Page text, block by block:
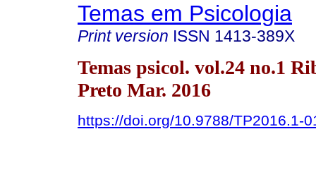
Temas em Psicologia
Print version ISSN 1413-389X
Temas psicol. vol.24 no.1
Preto Mar. 2016
https://doi.org/10.9788/TP2016.1-